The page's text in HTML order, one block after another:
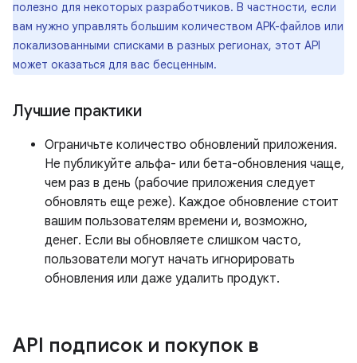
полезно для некоторых разработчиков. В частности, если
вам нужно управлять большим количеством APK-файлов или
локализованными списками в разных регионах, этот API
может оказаться для вас бесценным.
Лучшие практики
Ограничьте количество обновлений приложения.
Не публикуйте альфа- или бета-обновления чаще,
чем раз в день (рабочие приложения следует
обновлять еще реже). Каждое обновление стоит
вашим пользователям времени и, возможно,
денег. Если вы обновляете слишком часто,
пользователи могут начать игнорировать
обновления или даже удалить продукт.
API подписок и покупок в